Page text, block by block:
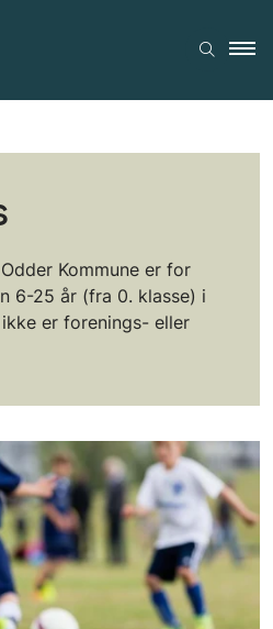
Kommune er for
6-25 år (fra 0. klasse) i
er forenings- eller